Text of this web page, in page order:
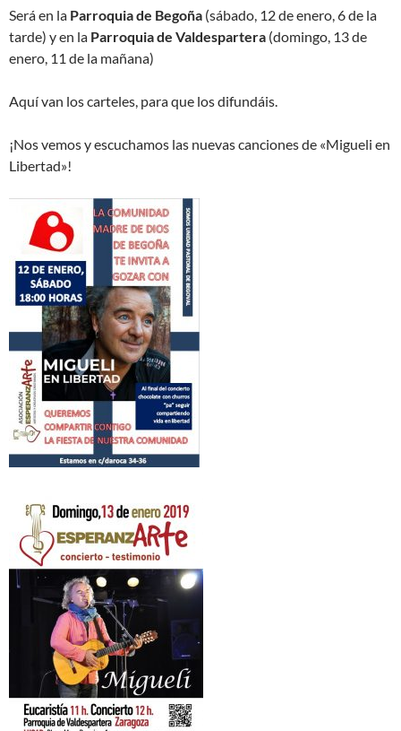
Será en la Parroquia de Begoña (sábado, 12 de enero, 6 de la
tarde) y en la Parroquia de Valdespartera (domingo, 13 de
enero, 11 de la mañana)
Aquí van los carteles, para que los difundáis.
¡Nos vemos y escuchamos las nuevas canciones de «Migueli en
Libertad»!